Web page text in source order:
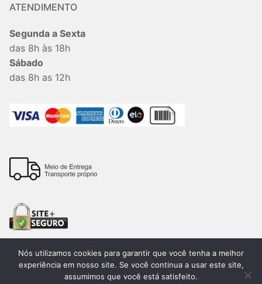
ATENDIMENTO
Segunda a Sexta
das 8h às 18h
Sábado
das 8h as 12h
Todos os direitos reservados. 2026®. Lemon Bauru –
Nós utilizamos cookies para garantir que você tenha a melhor
experiência em nosso site. Se você continua a usar este site,
assumimos que você está satisfeito.